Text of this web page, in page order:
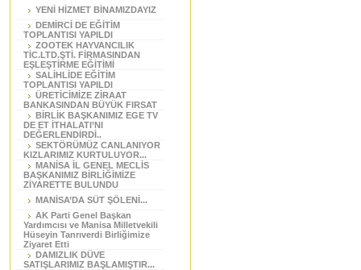
YENİ HİZMET BİNAMIZDAYIZ
DEMİRCİ DE EĞİTİM
TOPLANTISI YAPILDI
ZOOTEK HAYVANCILIK
TİC.LTD.ŞTİ. FİRMASINDAN
EŞLEŞTİRME EĞİTİMİ
SALİHLİDE EĞİTİM
TOPLANTISI YAPILDI
ÜRETİCİMİZE ZİRAAT
BANKASINDAN BÜYÜK FIRSAT
BİRLİK BAŞKANIMIZ EGE TV
DE ET İTHALATI’NI
DEĞERLENDİRDİ..
SEKTÖRÜMÜZ CANLANIYOR
KIZLARIMIZ KURTULUYOR...
MANİSA İL GENEL MECLİS
BAŞKANIMIZ BİRLİĞİMİZE
ZİYARETTE BULUNDU
MANİSA’DA SÜT ŞÖLENİ...
AK Parti Genel Başkan
Yardımcısı ve Manisa Milletvekili
Hüseyin Tanrıverdi Birliğimize
Ziyaret Etti
DAMIZLIK DÜVE
SATIŞLARIMIZ BAŞLAMIŞTIR...